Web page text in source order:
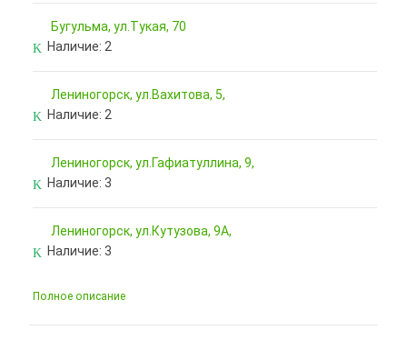
Бугульма, ул.Тукая, 70
Наличие: 2
Лениногорск, ул.Вахитова, 5,
Наличие: 2
Лениногорск, ул.Гафиатуллина, 9,
Наличие: 3
Лениногорск, ул.Кутузова, 9А,
Наличие: 3
Полное описание